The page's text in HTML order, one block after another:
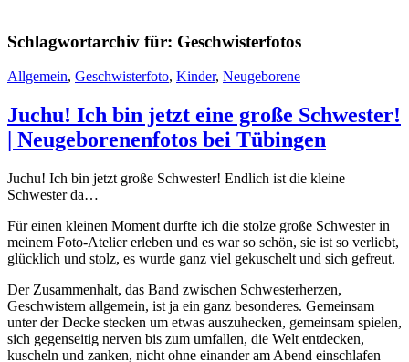
Schlagwortarchiv für: Geschwisterfotos
Allgemein, Geschwisterfoto, Kinder, Neugeborene
Juchu! Ich bin jetzt eine große Schwester!
| Neugeborenenfotos bei Tübingen
Juchu! Ich bin jetzt große Schwester! Endlich ist die kleine
Schwester da…
Für einen kleinen Moment durfte ich die stolze große Schwester in
meinem Foto-Atelier erleben und es war so schön, sie ist so verliebt,
glücklich und stolz, es wurde ganz viel gekuschelt und sich gefreut.
Der Zusammenhalt, das Band zwischen Schwesterherzen,
Geschwistern allgemein, ist ja ein ganz besonderes. Gemeinsam
unter der Decke stecken um etwas auszuhecken, gemeinsam spielen,
sich gegenseitig nerven bis zum umfallen, die Welt entdecken,
kuscheln und zanken, nicht ohne einander am Abend einschlafen